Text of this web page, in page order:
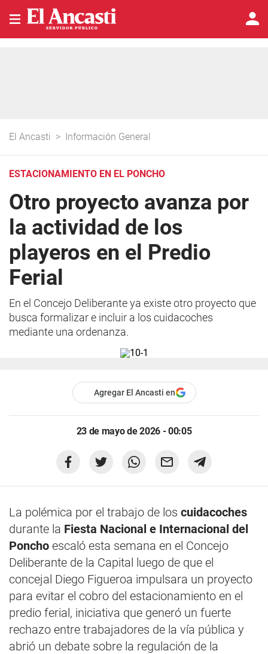
El Ancasti > Información General
ESTACIONAMIENTO EN EL PONCHO
Otro proyecto avanza por
la actividad de los
playeros en el Predio
Ferial
En el Concejo Deliberante ya existe otro proyecto que
busca formalizar e incluir a los cuidacoches
mediante una ordenanza.
Agregar El Ancasti en
23 de mayo de 2026 - 00:05
La polémica por el trabajo de los cuidacoches
durante la Fiesta Nacional e Internacional del
Poncho escaló esta semana en el Concejo
Deliberante de la Capital luego de que el
concejal Diego Figueroa impulsara un proyecto
para evitar el cobro del estacionamiento en el
predio ferial, iniciativa que generó un fuerte
rechazo entre trabajadores de la vía pública y
abrió un debate sobre la regulación de la